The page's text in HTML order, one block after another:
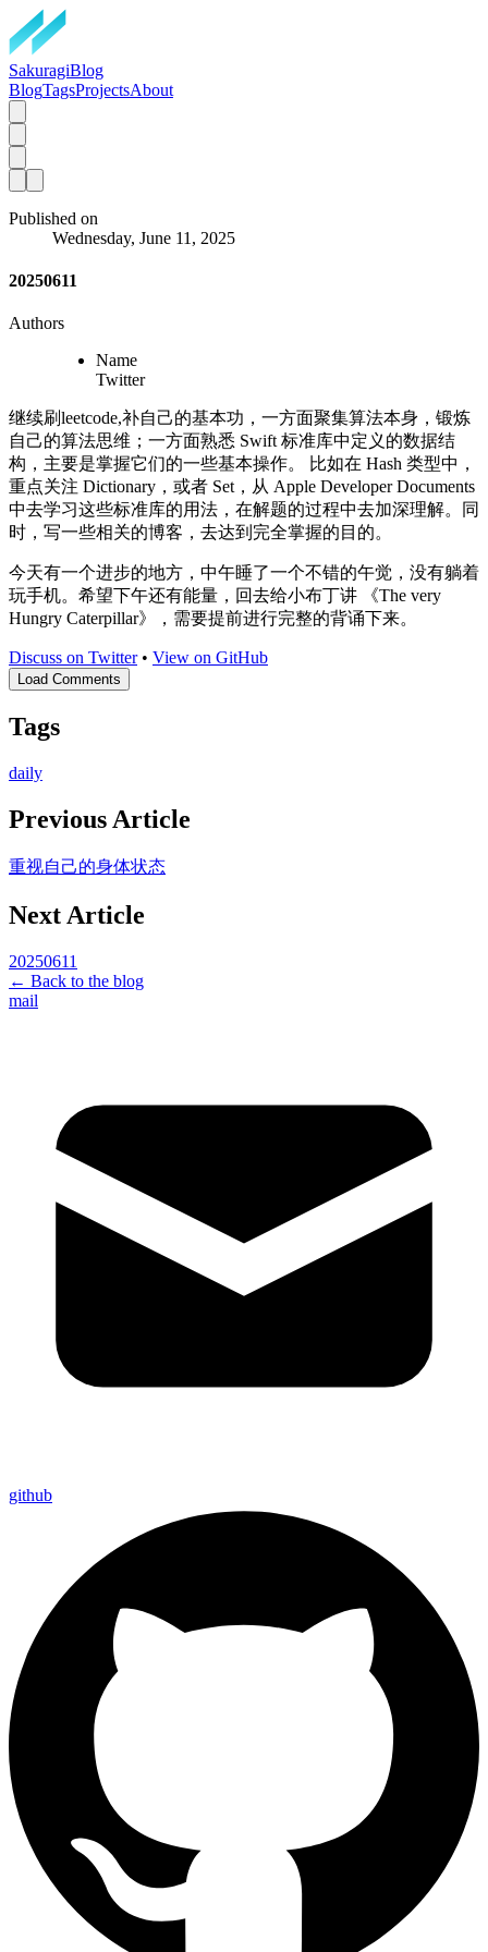
SakuragiBlog
BlogTagsProjectsAbout
Published on
Wednesday, June 11, 2025
20250611
Authors
Name
Twitter
继续刷leetcode,补自己的基本功，一方面聚集算法本身，锻炼
自己的算法思维；一方面熟悉 Swift 标准库中定义的数据结
构，主要是掌握它们的一些基本操作。 比如在 Hash 类型中，
重点关注 Dictionary，或者 Set，从 Apple Developer Documents
中去学习这些标准库的用法，在解题的过程中去加深理解。同
时，写一些相关的博客，去达到完全掌握的目的。
今天有一个进步的地方，中午睡了一个不错的午觉，没有躺着
玩手机。希望下午还有能量，回去给小布丁讲 《The very
Hungry Caterpillar》，需要提前进行完整的背诵下来。
Discuss on Twitter• View on GitHub
Load Comments
Tags
daily
Previous Article
重视自己的身体状态
Next Article
20250611
← Back to the blog
mail
github